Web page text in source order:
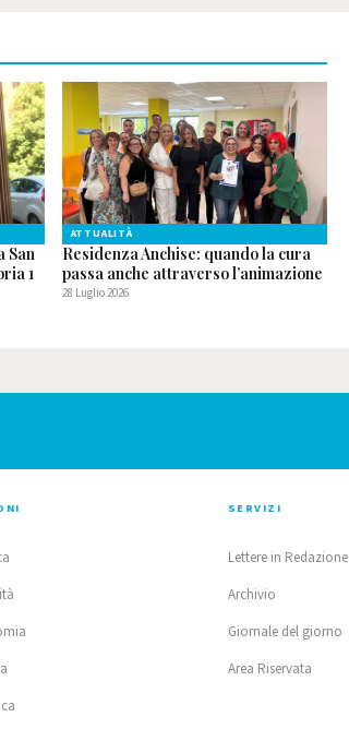
San
1
ATTUALITÀ
Residenza Anchise: quando la cura
passa anche attraverso l’animazione
28 Luglio 2026
SERVIZI
Lettere in Redazione
Archivio
Giornale del giorno
Area Riservata